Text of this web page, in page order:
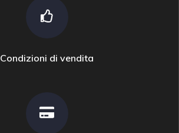
Condizioni di vendita